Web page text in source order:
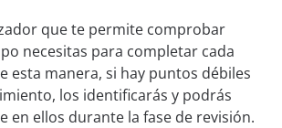
que te permite comprobar
necesitas para completar cada
esta manera, si hay puntos débiles
los identificarás y podrás
en ellos durante la fase de revisión.